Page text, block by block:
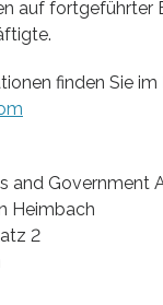
auf fortgeführter
finden Sie
and Government
Heimbach
2